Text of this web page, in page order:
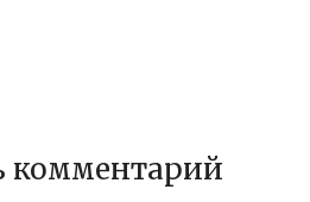
комментарий